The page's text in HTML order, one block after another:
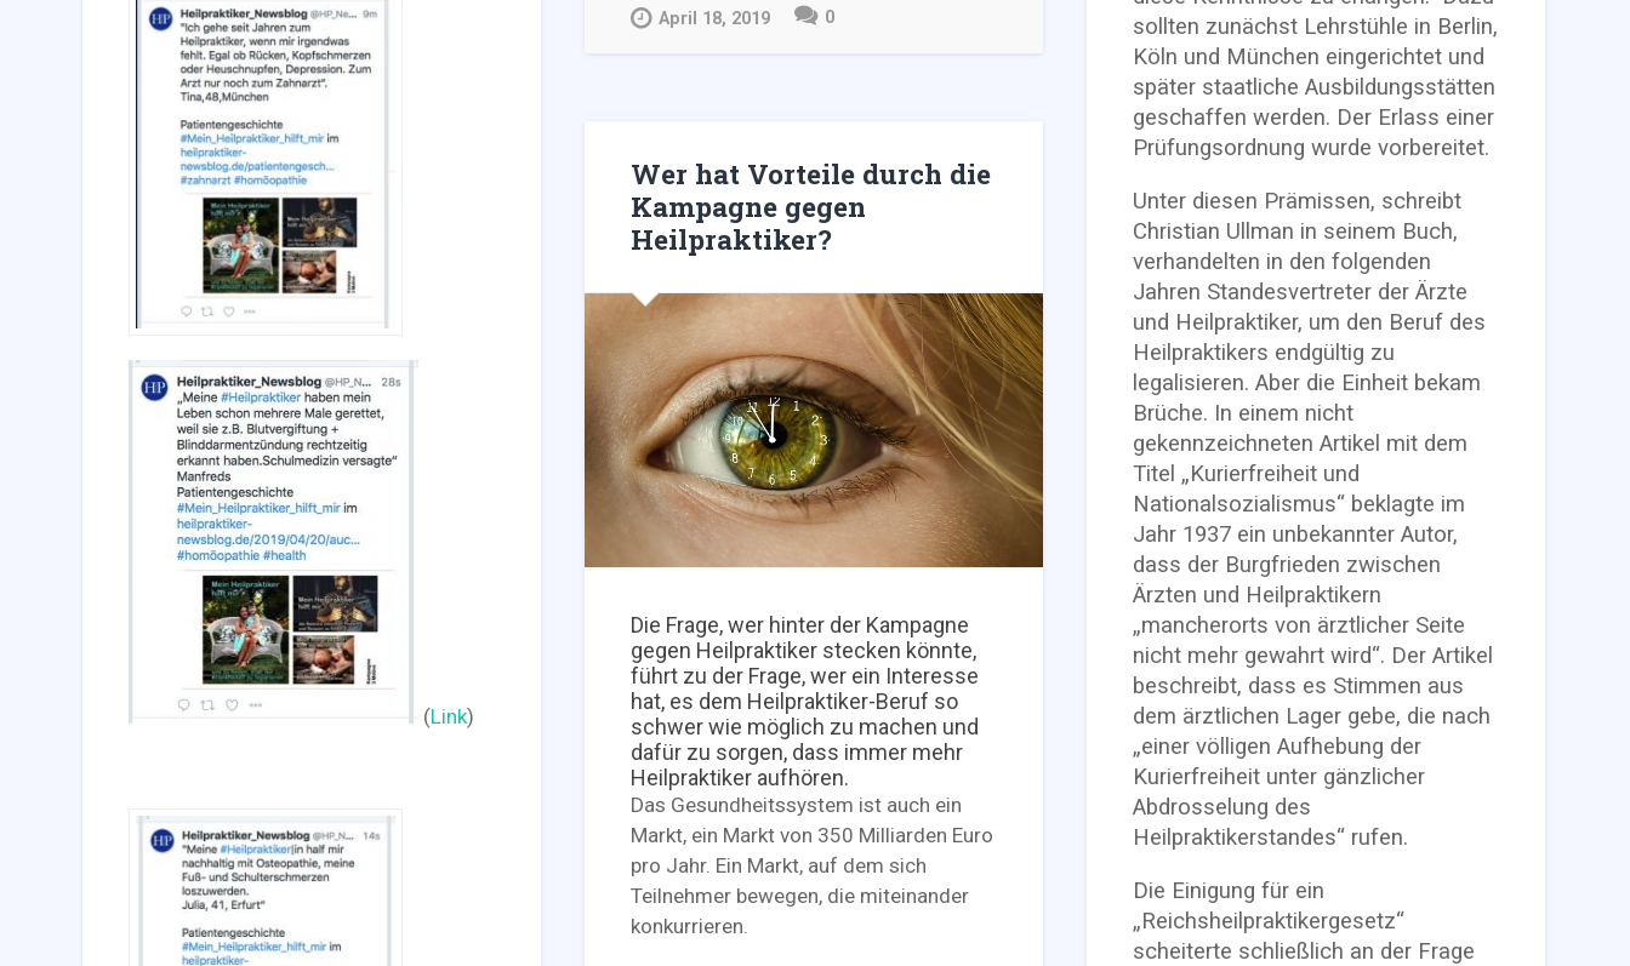
(Link)
April 18, 2019 0
sollten zunächst Lehrstühle in Berlin,
Köln und München eingerichtet und
später staatliche Ausbildungsstätten
geschaffen werden. Der Erlass einer
Prüfungsordnung wurde vorbereitet.
Unter diesen Prämissen, schreibt
Christian Ullman in seinem Buch,
verhandelten in den folgenden
Jahren Standesvertreter der Ärzte
und Heilpraktiker, um den Beruf des
Heilpraktikers endgültig zu
legalisieren. Aber die Einheit bekam
Brüche. In einem nicht
gekennzeichneten Artikel mit dem
Titel „Kurierfreiheit und
Nationalsozialismus“ beklagte im
Jahr 1937 ein unbekannter Autor,
dass der Burgfrieden zwischen
Ärzten und Heilpraktikern
„mancherorts von ärztlicher Seite
nicht mehr gewahrt wird“. Der Artikel
beschreibt, dass es Stimmen aus
dem ärztlichen Lager gebe, die nach
„einer völligen Aufhebung der
Kurierfreiheit unter gänzlicher
Abdrosselung des
Heilpraktikerstandes“ rufen.
Die Einigung für ein
„Reichsheilpraktikergesetz“
scheiterte schließlich an der Frage
Wer hat Vorteile durch die
Kampagne gegen
Heilpraktiker?
Die Frage, wer hinter der Kampagne
gegen Heilpraktiker stecken könnte,
führt zu der Frage, wer ein Interesse
hat, es dem Heilpraktiker-Beruf so
schwer wie möglich zu machen und
dafür zu sorgen, dass immer mehr
Heilpraktiker aufhören.
Das Gesundheitssystem ist auch ein
Markt, ein Markt von 350 Milliarden Euro
pro Jahr. Ein Markt, auf dem sich
Teilnehmer bewegen, die miteinander
konkurrieren.